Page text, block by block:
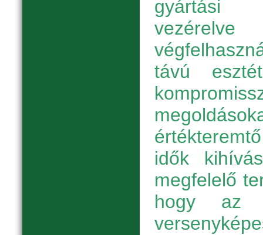
gyártási
távú
idők
megfelelő
hogy az